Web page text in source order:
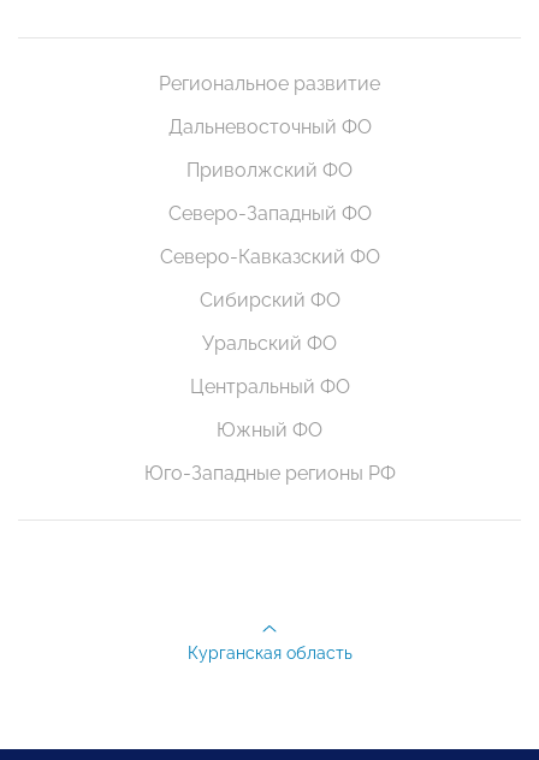
Региональное развитие
Дальневосточный ФО
Приволжский ФО
Северо-Западный ФО
Северо-Кавказский ФО
Сибирский ФО
Уральский ФО
Центральный ФО
Южный ФО
Юго-Западные регионы РФ
Курганская область